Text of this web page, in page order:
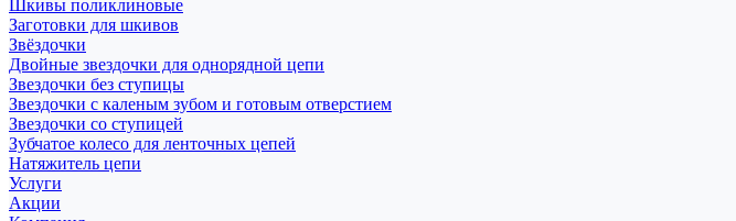
Шкивы поликлиновые
Заготовки для шкивов
Звёздочки
Двойные звездочки для однорядной цепи
Звездочки без ступицы
Звездочки с каленым зубом и готовым отверстием
Звездочки со ступицей
Зубчатое колесо для ленточных цепей
Натяжитель цепи
Услуги
Акции